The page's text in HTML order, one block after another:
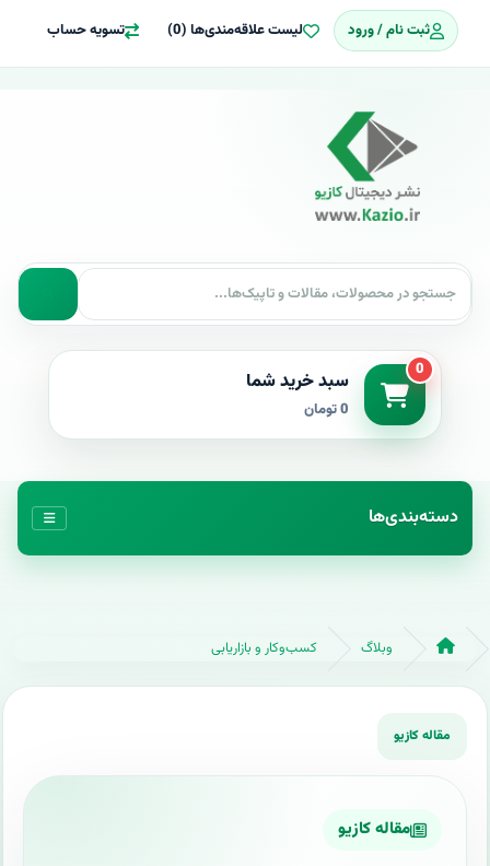
ثبت نام / ورود لیست علاقه‌مندی‌ها (0) تسویه حساب
0 سبد خرید شما
0 تومان
دسته‌بندی‌ها
وبلاگ کسب‌وکار و بازاریابی
مقاله کازیو